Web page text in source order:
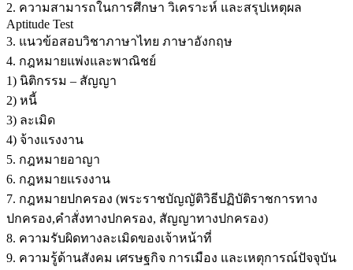
2. ความสามารถในการศึกษา วิเคราะห์ และสรุปเหตุผล
Aptitude Test
3. แนวข้อสอบวิชาภาษาไทย ภาษาอังกฤษ
4. กฎหมายแพ่งและพาณิชย์
1) นิติกรรม – สัญญา
2) หนี้
3) ละเมิด
4) จ้างแรงงาน
5. กฎหมายอาญา
6. กฎหมายแรงงาน
7. กฎหมายปกครอง (พระราชบัญญัติวิธีปฏิบัติราชการทาง
ปกครอง,คำสั่งทางปกครอง, สัญญาทางปกครอง)
8. ความรับผิดทางละเมิดของเจ้าหน้าที่
9. ความรู้ด้านสังคม เศรษฐกิจ การเมือง และเหตุการณ์ปัจจุบัน